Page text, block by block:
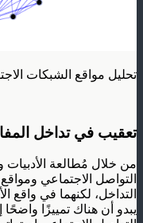
تحليل مواقع الشبكات
تعقيب في تداخل
من خلال مُطالعة الأدبيات
التواصل الاجتماعي
التداخل، لكنهما في واقع
يبدو أن هناك تمييزًا